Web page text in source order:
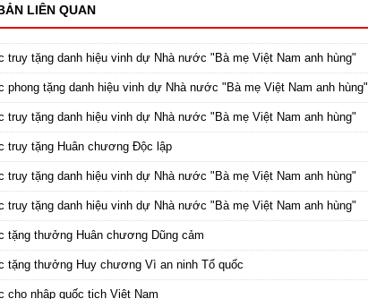
LIÊN QUAN
truy tặng danh hiệu vinh dự Nhà nước "Bà mẹ Việt Nam anh hùng"
phong tặng danh hiệu vinh dự Nhà nước "Bà mẹ Việt Nam anh hùng"
truy tặng danh hiệu vinh dự Nhà nước "Bà mẹ Việt Nam anh hùng"
truy tặng Huân chương Độc lập
truy tặng danh hiệu vinh dự Nhà nước "Bà mẹ Việt Nam anh hùng"
truy tặng danh hiệu vinh dự Nhà nước "Bà mẹ Việt Nam anh hùng"
tặng thưởng Huân chương Dũng cảm
tặng thưởng Huy chương Vì an ninh Tổ quốc
cho nhập quốc tịch Việt Nam